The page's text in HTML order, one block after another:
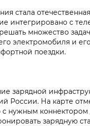
стала
с
множество
электромобиля и
поездки.
зарядной
России. На карте
нужным
зарядную